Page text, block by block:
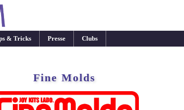
& Tricks Presse Clubs
Fine Molds